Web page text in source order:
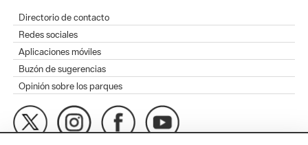
Directorio de contacto
Redes sociales
Aplicaciones móviles
Buzón de sugerencias
Opinión sobre los parques